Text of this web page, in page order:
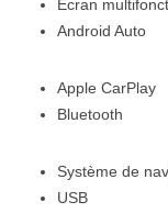
Écran
Android Auto
Apple CarPlay
Bluetooth
Système de
USB